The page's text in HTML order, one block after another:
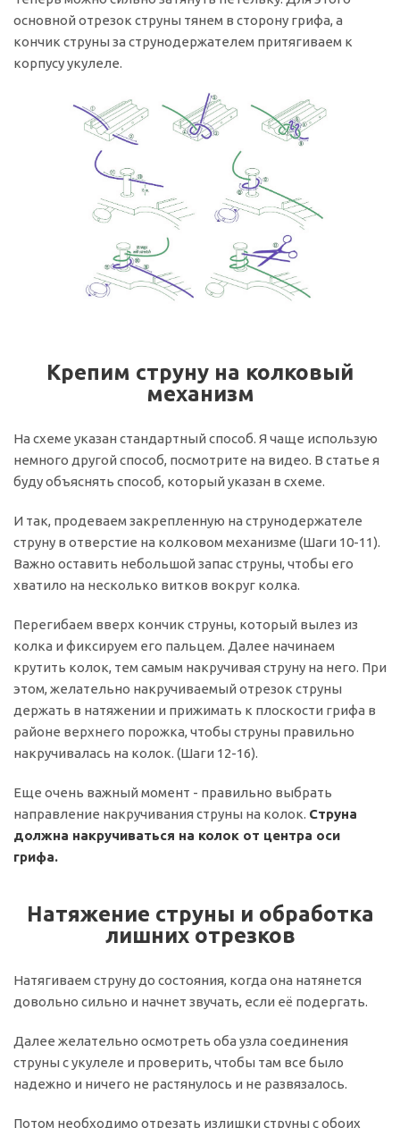
основной отрезок струны тянем в сторону грифа, а
кончик струны за струнодержателем притягиваем к
корпусу укулеле.
Крепим струну на колковый
механизм
На схеме указан стандартный способ. Я чаще использую
немного другой способ, посмотрите на видео. В статье я
буду объяснять способ, который указан в схеме.
И так, продеваем закрепленную на струнодержателе
струну в отверстие на колковом механизме (Шаги 10-11).
Важно оставить небольшой запас струны, чтобы его
хватило на несколько витков вокруг колка.
Перегибаем вверх кончик струны, который вылез из
колка и фиксируем его пальцем. Далее начинаем
крутить колок, тем самым накручивая струну на него. При
этом, желательно накручиваемый отрезок струны
держать в натяжении и прижимать к плоскости грифа в
районе верхнего порожка, чтобы струны правильно
накручивалась на колок. (Шаги 12-16).
Еще очень важный момент - правильно выбрать
направление накручивания струны на колок. Струна
должна накручиваться на колок от центра оси
грифа.
Натяжение струны и обработка
лишних отрезков
Натягиваем струну до состояния, когда она натянется
довольно сильно и начнет звучать, если её подергать.
Далее желательно осмотреть оба узла соединения
струны с укулеле и проверить, чтобы там все было
надежно и ничего не растянулось и не развязалось.
Потом необходимо отрезать излишки струны с обоих